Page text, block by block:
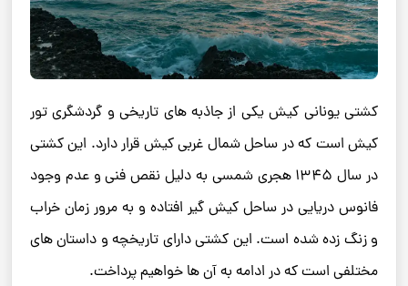
کشتی یونانی کیش یکی از جاذبه ‌های تاریخی و گردشگری تور
کیش است که در ساحل شمال غربی کیش قرار دارد. این کشتی
در سال ۱۳۴۵ هجری شمسی به دلیل نقص فنی و عدم وجود
فانوس دریایی در ساحل کیش گیر افتاده و به مرور زمان خراب
و زنگ زده شده است. این کشتی دارای تاریخچه و داستان‌ های
مختلفی است که در ادامه به آن‌ ها خواهیم پرداخت.